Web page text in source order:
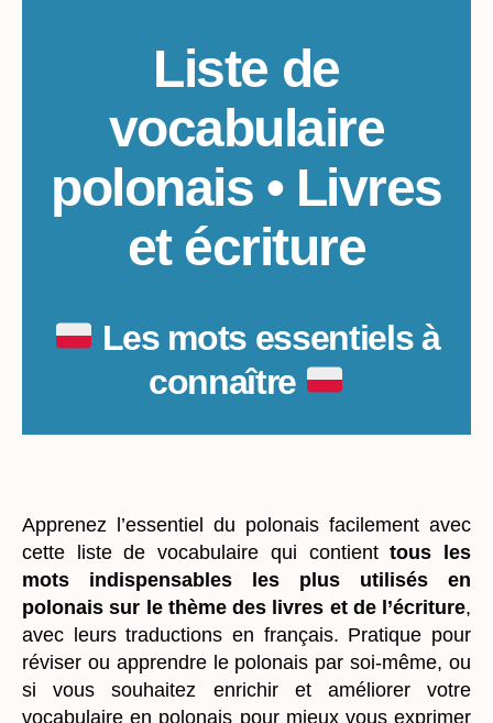
Liste de
vocabulaire
polonais • Livres
et écriture
Les mots essentiels à
connaître
Apprenez l’essentiel du polonais facilement avec
cette liste de vocabulaire qui contienttous les
mots indispensables les plus utilisés en
polonais sur le thème des livres et de l’écriture,
avec leurs traductions en français. Pratique pour
réviser ou apprendre le polonais par soi-même, ou
si vous souhaitez enrichir et améliorer votre
vocabulaire en polonais pour mieux vous exprimer